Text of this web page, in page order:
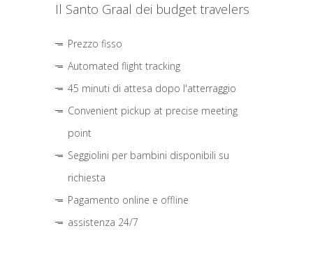
Il Santo Graal dei budget travelers
Prezzo fisso
Automated flight tracking
45 minuti di attesa dopo l'atterraggio
Convenient pickup at precise meeting
point
Seggiolini per bambini disponibili su
richiesta
Pagamento online e offline
assistenza 24/7